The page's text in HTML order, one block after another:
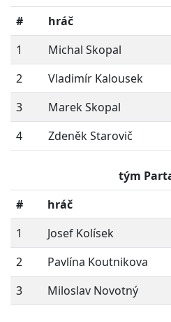
#
hráč
1
Michal Skopal
2
Vladimír Kalousek
3
Marek Skopal
4
Zdeněk Starovič
tým
#
hráč
1
Josef Kolísek
2
Pavlína Koutnikova
3
Miloslav Novotný